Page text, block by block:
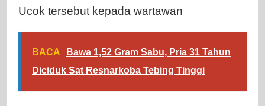
Ucok tersebut kepada wartawan
BACA
Bawa 1,52 Gram Sabu, Pria 31 Tahun
Diciduk Sat Resnarkoba Tebing Tinggi